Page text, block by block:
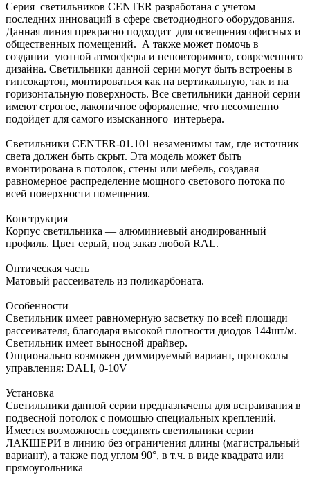
Серия светильников CENTER разработана c учетом
последних инноваций в сфере светодиодного оборудования.
Данная линия прекрасно подходит для освещения офисных и
общественных помещений. А также может помочь в
создании уютной атмосферы и неповторимого, современного
дизайна. Светильники данной серии могут быть встроены в
гипсокартон, монтироваться как на вертикальную, так и на
горизонтальную поверхность. Все светильники данной серии
имеют строгое, лаконичное оформление, что несомненно
подойдет для самого изысканного интерьера.
Светильники CENTER-01.101 незаменимы там, где источник
света должен быть скрыт. Эта модель может быть
вмонтирована в потолок, стены или мебель, создавая
равномерное распределение мощного светового потока по
всей поверхности помещения.
Конструкция
Корпус светильника — алюминиевый анодированный
профиль. Цвет серый, под заказ любой RAL.
Оптическая часть
Матовый рассеиватель из поликарбоната.
Особенности
Светильник имеет равномерную засветку по всей площади
рассеивателя, благодаря высокой плотности диодов 144шт/м.
Светильник имеет выносной драйвер.
Опционально возможен диммируемый вариант, протоколы
управления: DALI, 0-10V
Установка
Светильники данной серии предназначены для встраивания в
подвесной потолок с помощью специальных креплений.
Имеется возможность соединять светильники серии
ЛАКШЕРИ в линию без ограничения длины (магистральный
вариант), а также под углом 90°, в т.ч. в виде квадрата или
прямоугольника